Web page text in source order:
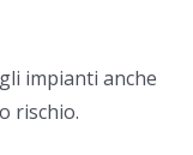
impianti anche
rischio.